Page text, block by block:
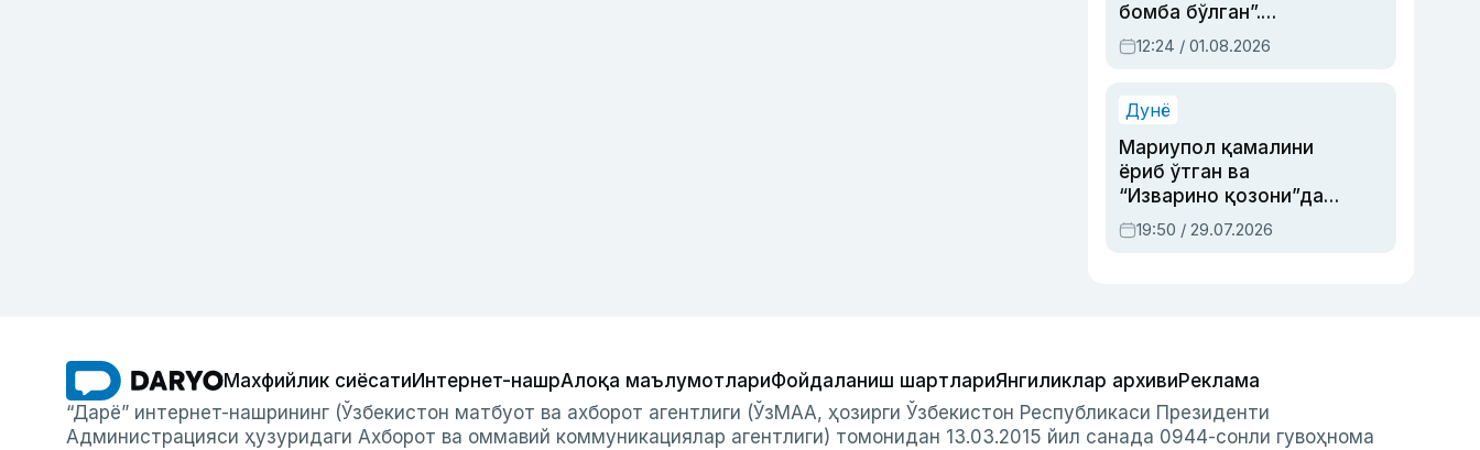
бомба бўлган”.
Абдулла Ориповни
сиёсий айбловлардан
12:24 / 01.08.2026
Дунё
Мариупол қамалини
ёриб ўтган ва
“Изварино қозони”дан
чиққан қаҳрамон —
Украина армияси бош
19:50 / 29.07.2026
Махфийлик сиёсатиИнтернет-нашрАлоқа маълумотлариФойдаланиш шартлариЯнгиликлар архивиРеклама
“Дарё” интернет-нашрининг (Ўзбекистон матбуот ва ахборот агентлиги (ЎзМАА, ҳозирги Ўзбекистон Республикаси Президенти
Администрацияси ҳузуридаги Ахборот ва оммавий коммуникациялар агентлиги) томонидан 13.03.2015 йил санада 0944-сонли гувоҳнома